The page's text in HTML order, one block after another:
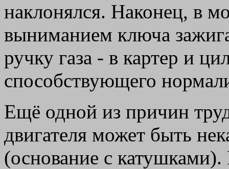
наклонялся. Наконец, в
выниманием ключа
ручку газа - в картер и
способствующего
Ещё одной из причин
двигателя может быть
(основание с